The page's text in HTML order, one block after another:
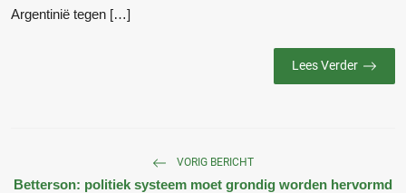
Argentinië tegen […]
Lees Verder
VORIG BERICHT
Betterson: politiek systeem moet grondig worden hervormd